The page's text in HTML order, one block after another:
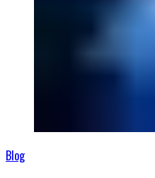
Blog